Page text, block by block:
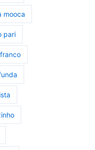
mooca
pari